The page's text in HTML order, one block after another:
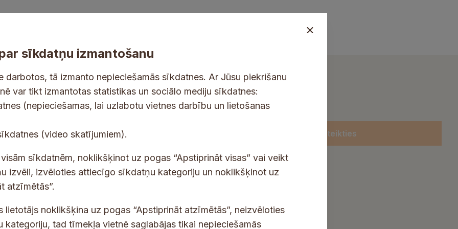
jaunumus savā e-pastā
-
p
a
s
s
*
Pieteikties
e-pastā.
sīkdatņu izmantošanu
darbotos, tā izmanto nepieciešamās sīkdatnes. Ar Jūsu piekrišanu
var tikt izmantotas statistikas un sociālo mediju sīkdatnes:
(nepieciešamas, lai uzlabotu vietnes darbību un lietošanas
(video skatījumiem).
sīkdatnēm, noklikšķinot uz pogas “Apstiprināt visas” vai veikt
izvēli, izvēloties attiecīgo sīkdatņu kategoriju un noklikšķinot uz
atzīmētās”.
lietotājs noklikšķina uz pogas “Apstiprināt atzīmētās”, neizvēloties
kategoriju, tad tīmekļa vietnē saglabājas tikai nepieciešamās